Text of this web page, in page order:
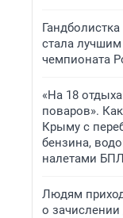
стала
чемпионата
«На 18
поваров».
Крыму с
бензина,
налетами
Людям
о зачислении